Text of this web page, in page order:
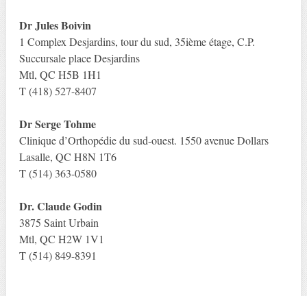
Dr Jules Boivin
1 Complex Desjardins, tour du sud, 35ième étage, C.P.
Succursale place Desjardins
Mtl, QC H5B 1H1
T (418) 527-8407
Dr Serge Tohme
Clinique d’Orthopédie du sud-ouest. 1550 avenue Dollars
Lasalle, QC H8N 1T6
T (514) 363-0580
Dr. Claude Godin
3875 Saint Urbain
Mtl, QC H2W 1V1
T (514) 849-8391